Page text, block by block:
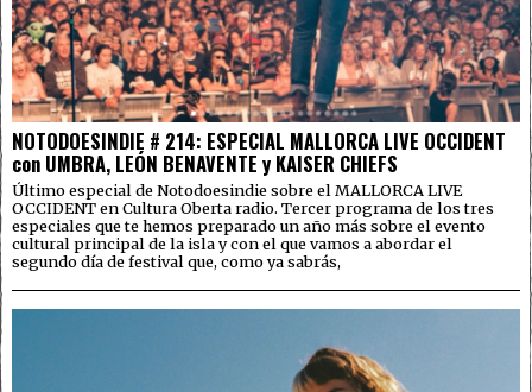
NOTODOESINDIE # 214: ESPECIAL MALLORCA LIVE OCCIDENT
con UMBRA, LEÓN BENAVENTE y KAISER CHIEFS
Último especial de Notodoesindie sobre el MALLORCA LIVE
OCCIDENT en Cultura Oberta radio. Tercer programa de los tres
especiales que te hemos preparado un año más sobre el evento
cultural principal de la isla y con el que vamos a abordar el
segundo día de festival que, como ya sabrás,